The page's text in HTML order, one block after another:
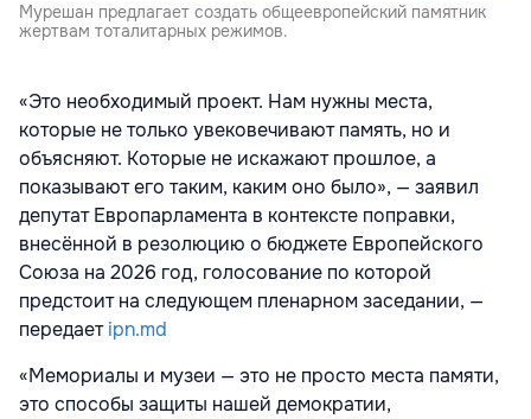
Мурешан предлагает создать общеевропейский памятник
жертвам тоталитарных режимов.
«Это необходимый проект. Нам нужны места,
которые не только увековечивают память, но и
объясняют. Которые не искажают прошлое, а
показывают его таким, каким оно было», — заявил
депутат Европарламента в контексте поправки,
внесённой в резолюцию о бюджете Европейского
Союза на 2026 год, голосование по которой
предстоит на следующем пленарном заседании, —
передаетipn.md
«Мемориалы и музеи — это не просто места памяти,
это способы защиты нашей демократии,